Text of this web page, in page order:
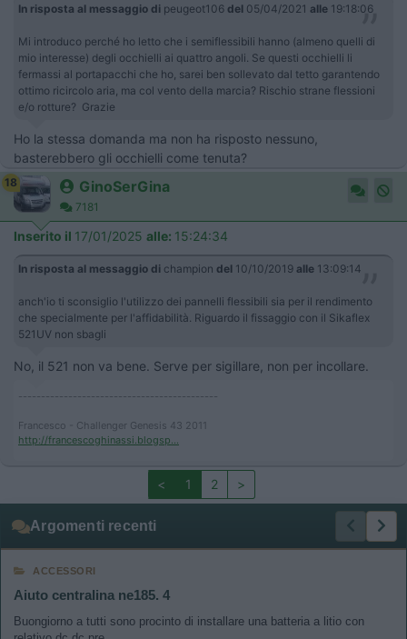
In risposta al messaggio di peugeot106 del 05/04/2021 alle 19:18:06
Mi introduco perché ho letto che i semiflessibili hanno (almeno quelli di
mio interesse) degli occhielli ai quattro angoli. Se questi occhielli li
fermassi al portapacchi che ho, sarei ben sollevato dal tetto garantendo
ottimo ricircolo aria, ma col vento della marcia? Rischio strane flessioni
e/o rotture? Grazie
Ho la stessa domanda ma non ha risposto nessuno,
basterebbero gli occhielli come tenuta?
18 GinoSerGina
7181
Inserito il 17/01/2025 alle: 15:24:34
In risposta al messaggio di champion del 10/10/2019 alle 13:09:14
anch'io ti sconsiglio l'utilizzo dei pannelli flessibili sia per il rendimento
che specialmente per l'affidabilità. Riguardo il fissaggio con il Sikaflex
521UV non sbagli
No, il 521 non va bene. Serve per sigillare, non per incollare.
--------------------------------------------
Francesco - Challenger Genesis 43 2011
http://francescoghinassi.blogsp...
< 1 2 >
Argomenti recenti
ACCESSORI
Aiuto centralina ne185. 4
Buongiorno a tutti sono procinto di installare una batteria a litio con